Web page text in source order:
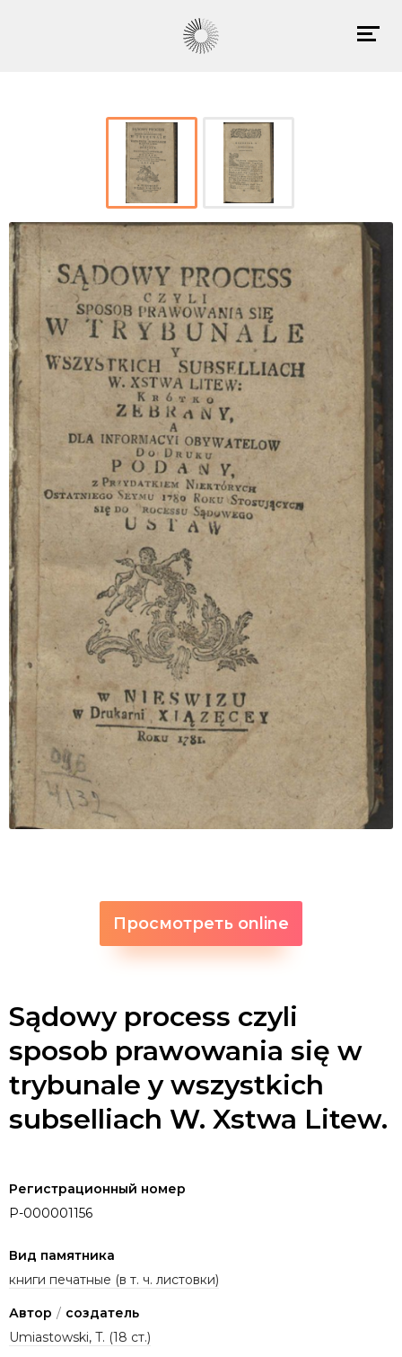
Просмотреть online
Sądowy process czyli
sposob prawowania się w
trybunale y wszystkich
subselliach W. Xstwa Litew.
Регистрационный номер
P-000001156
Вид памятника
книги печатные (в т. ч. листовки)
Автор / создатель
Umiastowski, T. (18 ст.)